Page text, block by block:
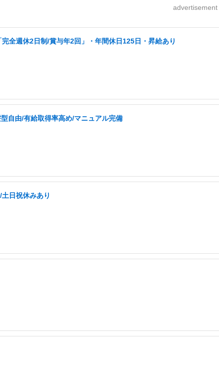
advertisement
全週休2日制/賞与年2回」・年間休日125日・昇給あり
自由/有給取得率高め/マニュアル完備
日祝休みあり